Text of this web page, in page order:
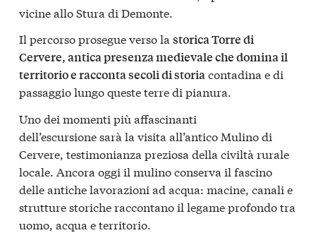
vicine allo Stura di Demonte.
Il percorso prosegue verso la storica Torre di
Cervere, antica presenza medievale che domina il
territorio e racconta secoli di storiacontadina e di
passaggio lungo queste terre di pianura.
Uno dei momenti più affascinanti
dell’escursione sarà la visita all’antico Mulino di
Cervere, testimonianza preziosa della civiltà rurale
locale. Ancora oggi il mulino conserva il fascino
delle antiche lavorazioni ad acqua: macine, canali e
strutture storiche raccontano il legame profondo tra
uomo, acqua e territorio.